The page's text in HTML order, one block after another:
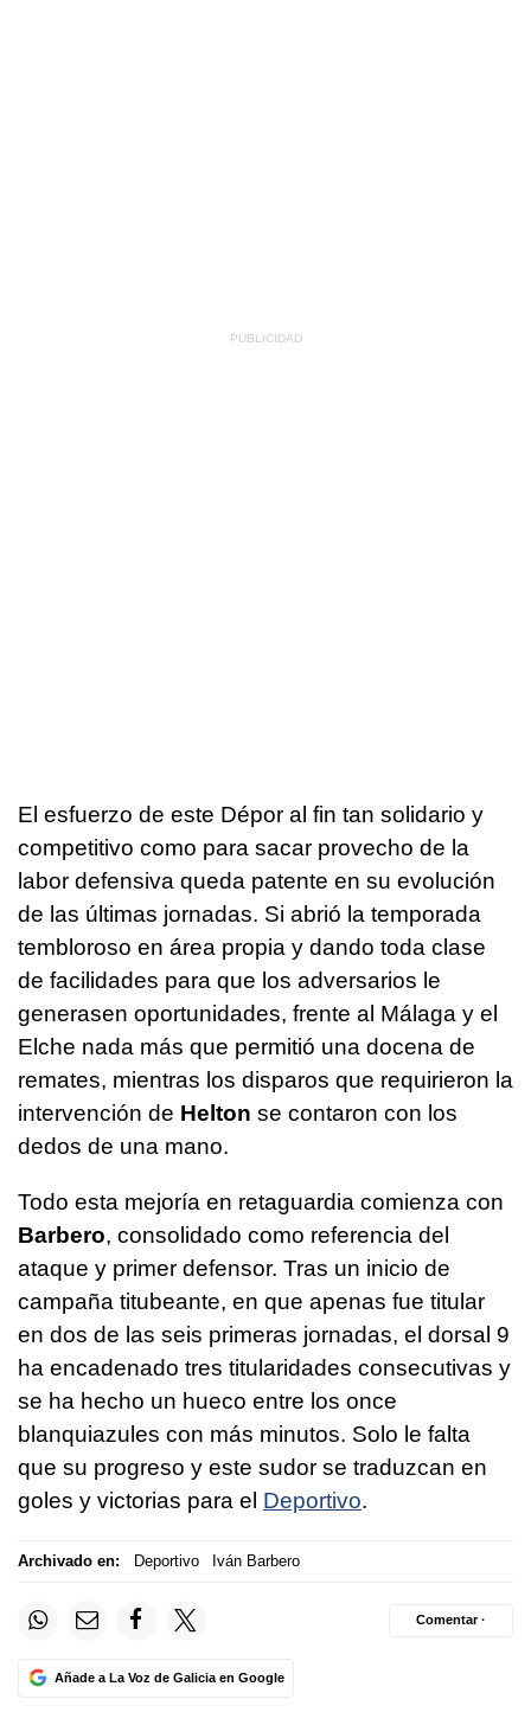
El esfuerzo de este Dépor al fin tan solidario y
competitivo como para sacar provecho de la
labor defensiva queda patente en su evolución
de las últimas jornadas. Si abrió la temporada
tembloroso en área propia y dando toda clase
de facilidades para que los adversarios le
generasen oportunidades, frente al Málaga y el
Elche nada más que permitió una docena de
remates, mientras los disparos que requirieron la
intervención de Helton se contaron con los
dedos de una mano.
Todo esta mejoría en retaguardia comienza con
Barbero, consolidado como referencia del
ataque y primer defensor. Tras un inicio de
campaña titubeante, en que apenas fue titular
en dos de las seis primeras jornadas, el dorsal 9
ha encadenado tres titularidades consecutivas y
se ha hecho un hueco entre los once
blanquiazules con más minutos. Solo le falta
que su progreso y este sudor se traduzcan en
goles y victorias para el Deportivo.
Archivado en: Deportivo Iván Barbero
Añade a La Voz de Galicia en Google
Comentar ·